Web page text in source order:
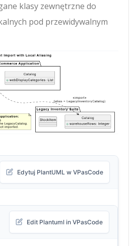
klasy zewnętrzne do
pod przewidywalnym
Edytuj PlantUML w VPasCode
Edit Plantuml in VPasCode